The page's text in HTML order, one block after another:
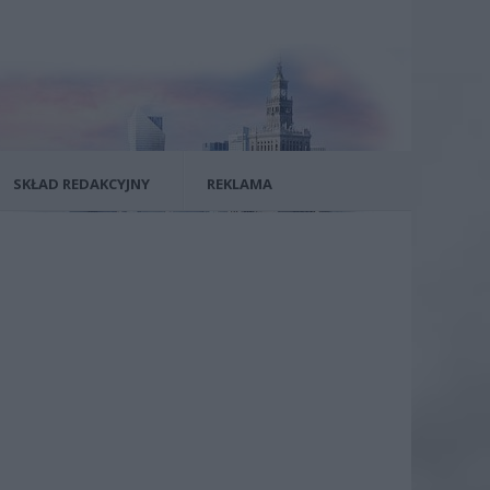
SKŁAD REDAKCYJNY REKLAMA